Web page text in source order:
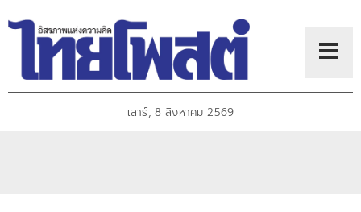
เสาร์, 8 สิงหาคม 2569